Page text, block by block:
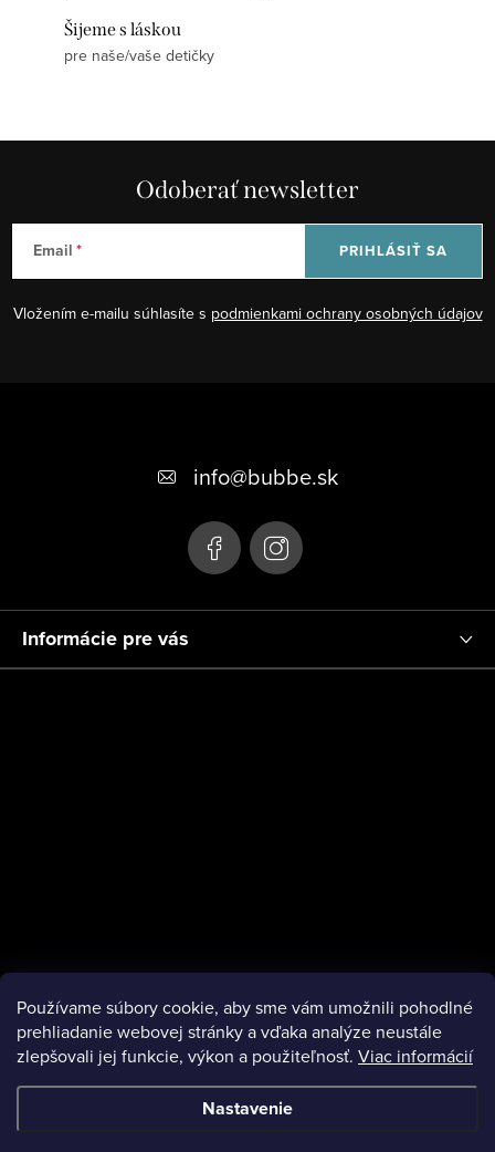
Používame súbory cookie, aby sme vám umožnili pohodlné
prehliadanie webovej stránky a vďaka analýze neustále
zlepšovali jej funkcie, výkon a použiteľnosť. Viac informácií
Nastavenie
Šijeme s láskou
pre naše/vaše detičky
Odoberať newsletter
Email
Vložením e-mailu súhlasíte s podmienkami ochrany osobných údajov
PRIHLÁSIŤ SA
e
info@bubbe.sk
Informácie pre vás
Instagram